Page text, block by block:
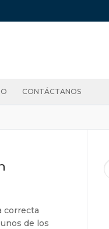
CONTÁCTANOS
correcta
de los